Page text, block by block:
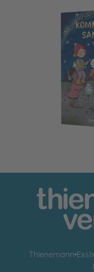
Dein kleiner Begleiter:
Thienemann•